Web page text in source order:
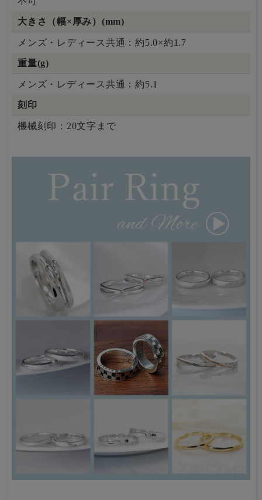
大きさ（幅×厚み）(mm)
メンズ・レディース共通：約5.0×約1.7
重量(g)
メンズ・レディース共通：約5.1
刻印
機械刻印：20文字まで